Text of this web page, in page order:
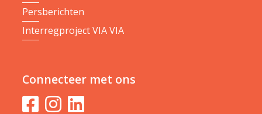
Persberichten
Interregproject VIA VIA
Connecteer met ons